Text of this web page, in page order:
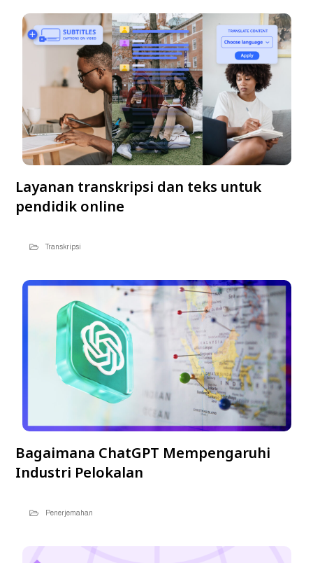
Layanan transkripsi dan teks untuk
pendidik online
Transkripsi
Bagaimana ChatGPT Mempengaruhi
Industri Pelokalan
Penerjemahan